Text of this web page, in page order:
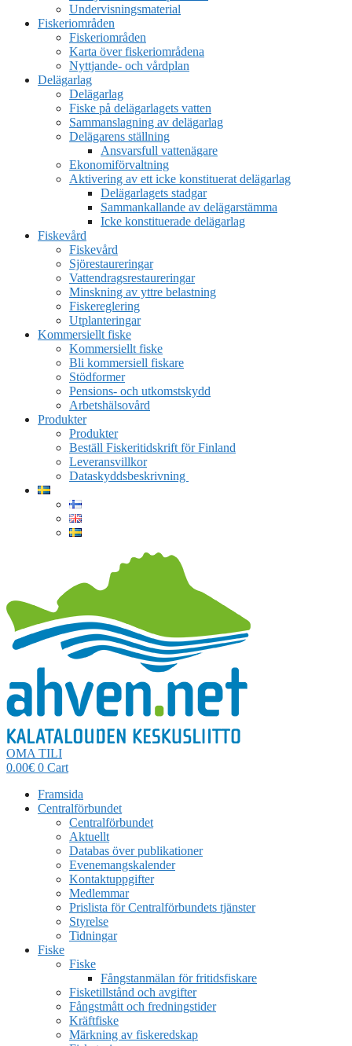
Undervisningsmaterial
Fiskeriområden
Fiskeriområden
Karta över fiskeriområdena
Nyttjande- och vårdplan
Delägarlag
Delägarlag
Fiske på delägarlagets vatten
Sammanslagning av delägarlag
Delägarens ställning
Ansvarsfull vattenägare
Ekonomiförvaltning
Aktivering av ett icke konstituerat delägarlag
Delägarlagets stadgar
Sammankallande av delägarstämma
Icke konstituerade delägarlag
Fiskevård
Fiskevård
Sjörestaureringar
Vattendragsrestaureringar
Minskning av yttre belastning
Fiskereglering
Utplanteringar
Kommersiellt fiske
Kommersiellt fiske
Bli kommersiell fiskare
Stödformer
Pensions- och utkomstskydd
Arbetshälsovård
Produkter
Produkter
Beställ Fiskeritidskrift för Finland
Leveransvillkor
Dataskyddsbeskrivning
OMA TILI
0.00€ 0 Cart
Framsida
Centralförbundet
Centralförbundet
Aktuellt
Databas över publikationer
Evenemangskalender
Kontaktuppgifter
Medlemmar
Prislista för Centralförbundets tjänster
Styrelse
Tidningar
Fiske
Fiske
Fångstanmälan för fritidsfiskare
Fisketillstånd och avgifter
Fångstmått och fredningstider
Kräftfiske
Märkning av fiskeredskap